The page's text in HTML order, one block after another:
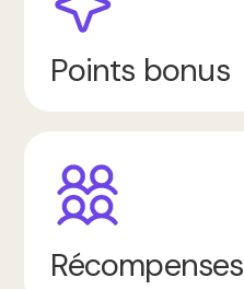
Points bonus